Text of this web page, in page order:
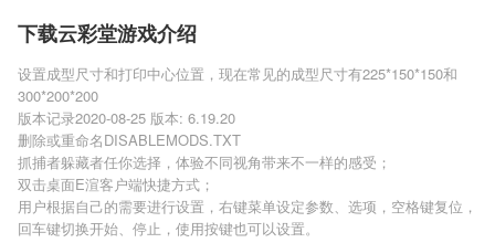
下载云彩堂游戏介绍
设置成型尺寸和打印中心位置，现在常见的成型尺寸有225*150*150和
300*200*200
版本记录2020-08-25 版本: 6.19.20
删除或重命名DISABLEMODS.TXT
抓捕者躲藏者任你选择，体验不同视角带来不一样的感受；
双击桌面E渲客户端快捷方式；
用户根据自己的需要进行设置，右键菜单设定参数、选项，空格键复位，
回车键切换开始、停止，使用按键也可以设置。